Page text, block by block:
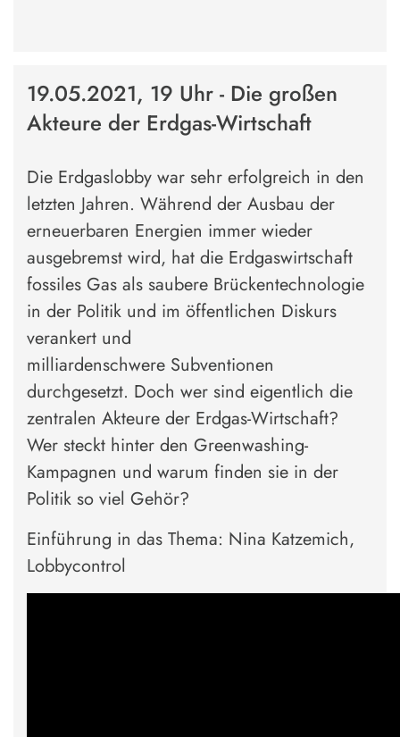
19.05.2021, 19 Uhr - Die großen
Akteure der Erdgas-Wirtschaft
Die Erdgaslobby war sehr erfolgreich in den
letzten Jahren. Während der Ausbau der
erneuerbaren Energien immer wieder
ausgebremst wird, hat die Erdgaswirtschaft
fossiles Gas als saubere Brückentechnologie
in der Politik und im öffentlichen Diskurs
verankert und
milliardenschwere Subventionen
durchgesetzt. Doch wer sind eigentlich die
zentralen Akteure der Erdgas-Wirtschaft?
Wer steckt hinter den Greenwashing-
Kampagnen und warum finden sie in der
Politik so viel Gehör?
Einführung in das Thema: Nina Katzemich,
Lobbycontrol